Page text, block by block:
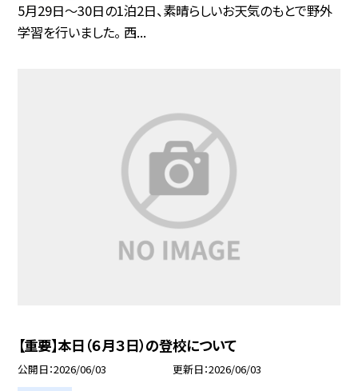
5月29日〜30日の1泊2日、素晴らしいお天気のもとで野外
学習を行いました。 西...
【重要】本日（６月３日）の登校について
公開日 2026/06/03 更新日 2026/06/03